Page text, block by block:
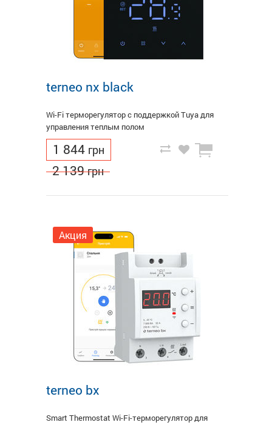
terneo nx black
Wi-Fi терморегулятор с поддержкой Tuya для
управления теплым полом
1 844 грн
2 139 грн
Акция
terneo bx
Smart Thermostat Wi-Fi-терморегулятор для